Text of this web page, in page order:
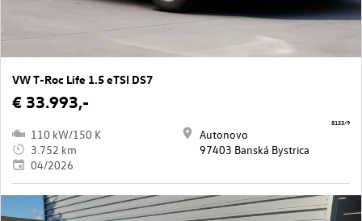
VW T-Roc Life 1.5 eTSI DS7
€ 33.993,-
110 kW/150 K
3.752 km
04/2026
Autonovo
97403 Banská Bystrica
8153/9